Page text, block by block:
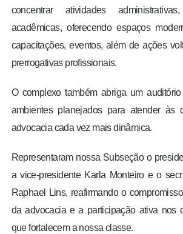
concentrar atividades
acadêmicas, oferecendo espaços
capacitações, eventos, além de ações
prerrogativas profissionais.
O complexo também abriga um
ambientes planejados para atender às
advocacia cada vez mais dinâmica.
Representaram nossa Subseção o
a vice-presidente Karla Monteiro e o
Raphael Lins, reafirmando o
da advocacia e a participação ativa nos
que fortalecem a nossa classe.